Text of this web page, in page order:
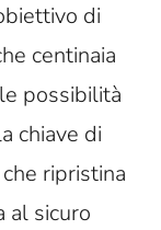
di
centinaia
possibilità
chiave di
ripristina
al sicuro